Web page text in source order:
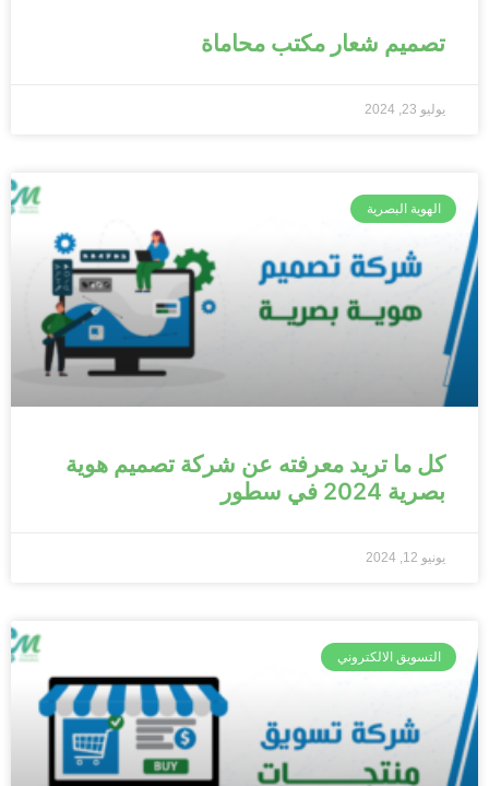
تصميم شعار مكتب محاماة
يوليو 23, 2024
الهوية البصرية
كل ما تريد معرفته عن شركة تصميم هوية
بصرية 2024 في سطور
يونيو 12, 2024
التسويق الالكتروني